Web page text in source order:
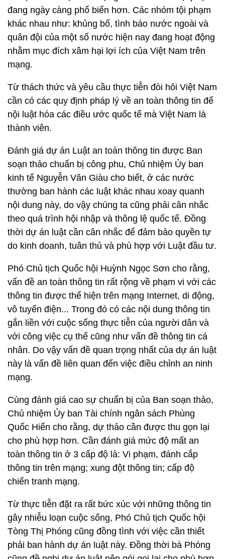
đang ngày càng phổ biến hơn. Các nhóm tội phạm
khác nhau như: khủng bố, tình báo nước ngoài và
quân đội của một số nước hiện nay đang hoạt động
nhằm mục đích xâm hại lợi ích của Việt Nam trên
mạng.
Từ thách thức và yêu cầu thực tiễn đòi hỏi Việt Nam
cần có các quy định pháp lý về an toàn thông tin để
nội luật hóa các điều ước quốc tế mà Việt Nam là
thành viên.
Đánh giá dự án Luật an toàn thông tin được Ban
soạn thảo chuẩn bị công phu, Chủ nhiệm Ủy ban
kinh tế Nguyễn Văn Giàu cho biết, ở các nước
thường ban hành các luật khác nhau xoay quanh
nội dung này, do vậy chúng ta cũng phải cân nhắc
theo quá trình hội nhập và thông lệ quốc tế. Đồng
thời dự án luật cần cân nhắc để đảm bảo quyền tự
do kinh doanh, tuân thủ và phù hợp với Luật đầu tư.
Phó Chủ tịch Quốc hội Huỳnh Ngọc Sơn cho rằng,
vấn đề an toàn thông tin rất rộng về phạm vi với các
thông tin được thể hiện trên mạng Internet, di động,
vô tuyến điện... Trong đó có các nội dung thông tin
gắn liền với cuộc sống thực tiễn của người dân và
với công việc cụ thể cũng như vấn đề thông tin cá
nhân. Do vậy vấn đề quan trọng nhất của dự án luật
này là vấn đề liên quan đến việc điều chỉnh an ninh
mạng.
Cùng đánh giá cao sự chuẩn bị của Ban soạn thảo,
Chủ nhiệm Ủy ban Tài chính ngân sách Phùng
Quốc Hiển cho rằng, dự thảo cần được thu gọn lại
cho phù hợp hơn. Cần đánh giá mức độ mất an
toàn thông tin ở 3 cấp độ là: Vi phạm, đánh cắp
thông tin trên mạng; xung đột thông tin; cấp độ
chiến tranh mạng.
Từ thực tiễn đặt ra rất bức xúc với những thông tin
gây nhiễu loạn cuộc sống, Phó Chủ tịch Quốc hội
Tòng Thị Phóng cũng đồng tình với việc cần thiết
phải ban hành dự án luật này. Đồng thời bà Phóng